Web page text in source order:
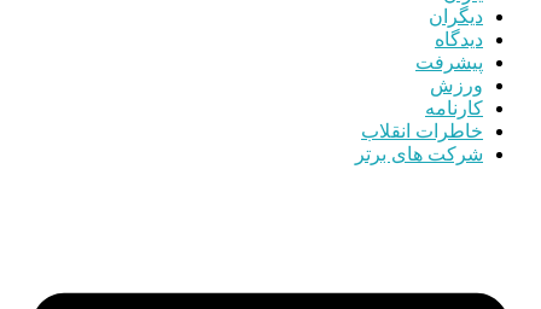
دیگران
دیدگاه
پیشرفت
ورزش
کارنامه
خاطرات انقلاب
شرکت های برتر